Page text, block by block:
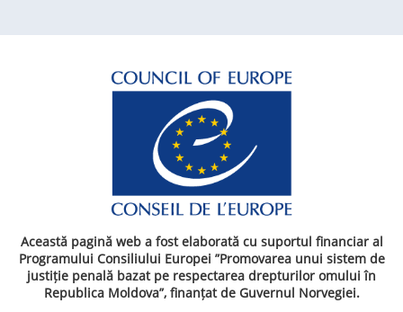
Această pagină web a fost elaborată cu suportul financiar al
Programului Consiliului Europei ”Promovarea unui sistem de
justiție penală bazat pe respectarea drepturilor omului în
Republica Moldova”, finanțat de Guvernul Norvegiei.